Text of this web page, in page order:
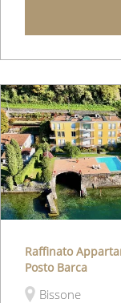
Raffinato
Posto Barca
Bissone